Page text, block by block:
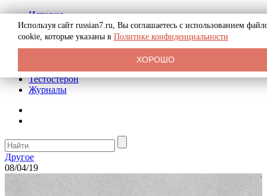
История
Биография
Криминал
Реклама на сайте
Тестостерон
Журналы
Другое
08/04/19
Используя сайт russian7.ru, Вы соглашаетесь с использованием
cookie, которые указаны в Политике конфиденциальности
ХОРОШО